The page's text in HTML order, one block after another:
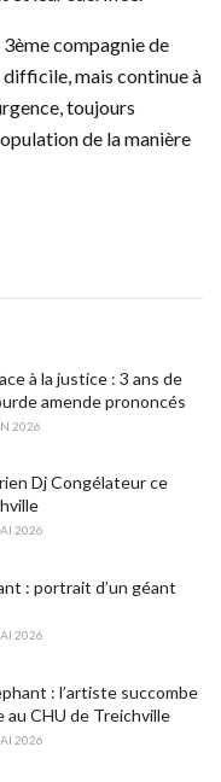
compagnie de
mais continue à
toujours
de la manière
à la justice : 3 ans de
amende prononcés
2026
Dj Congélateur ce
2026
: portrait d’un géant
2026
: l’artiste succombe
au CHU de Treichville
2026